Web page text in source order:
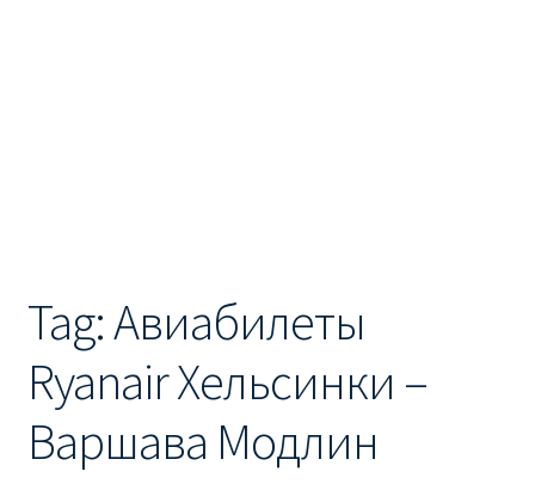
RYANAIR ИЗ РИГИ
Ryanair из Стокгольма
RYANAIR ИЗ ТАЛЛИНА
Tag:Авиабилеты
Ryanair Хельсинки –
Варшава Модлин